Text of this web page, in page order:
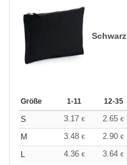
Schwarz
Größe 1-11 12-35
S 3.17 € 2.65 €
M
3.48 € 2.90 €
L
4.36 € 3.64 €